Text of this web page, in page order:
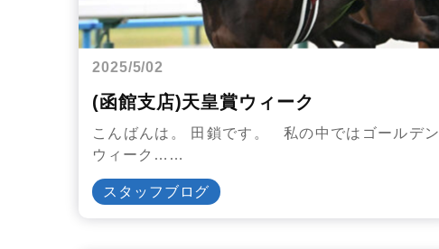
2025/5/02
(函館支店)天皇賞ウィーク
こんばんは。 田鎖です。 私の中ではゴールデン
ウィーク……
スタッフブログ